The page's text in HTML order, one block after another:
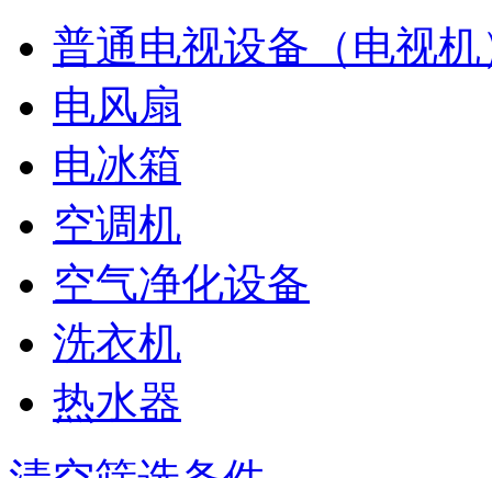
普通电视设备（电视机
电风扇
电冰箱
空调机
空气净化设备
洗衣机
热水器